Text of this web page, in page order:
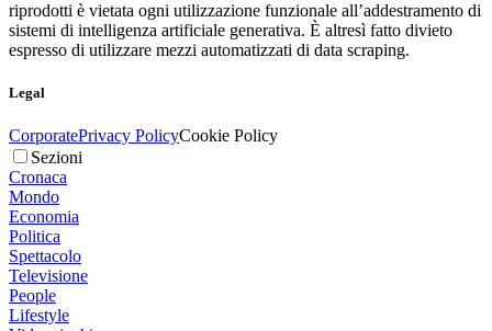
riprodotti è vietata ogni utilizzazione funzionale all’addestramento di
sistemi di intelligenza artificiale generativa. È altresì fatto divieto
espresso di utilizzare mezzi automatizzati di data scraping.
Legal
CorporatePrivacy PolicyCookie Policy
Sezioni
Cronaca
Mondo
Economia
Politica
Spettacolo
Televisione
People
Lifestyle